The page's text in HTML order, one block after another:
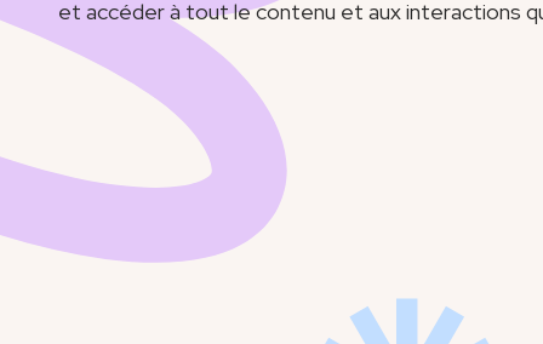
et accéder à tout le contenu et aux interactions